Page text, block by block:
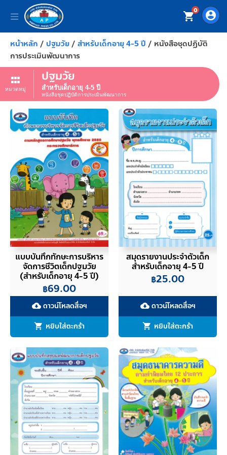
account_circle
shopping_cart0
หน้าหลัก / ปฐมวัย/ สำหรับเด็กอายุ 4-5 ปี / หนังสือชุดปฏิบัติ
การประเมินพัฒนาการ
หมวดหมู่
ปฐมวัย
สำหรับเด็กอายุ 4-5 ปี
หนังสือชุดปฏิบัติการประเมินพัฒนาการ
แบบบันทึกทักษะการบริหาร
จัดการชีวิตเด็กปฐมวัย
(สำหรับเด็กอายุ 4-5 ปี)
฿69.00
cloud_downloadดาวน์โหลดสื่อฯ
หยิบใส่ตะกร้า
สมุดรายงานประจำตัวเด็ก
สำหรับเด็กอายุ 4-5 ปี
฿25.00
cloud_downloadดาวน์โหลดสื่อฯ
หยิบใส่ตะกร้า